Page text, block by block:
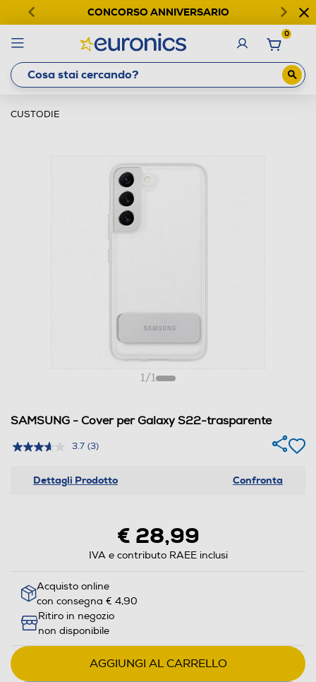
CONCORSO ANNIVERSARIO
0
CUSTODIE
1/1
SAMSUNG - Cover per Galaxy S22-trasparente
3.7 (3)
Dettagli Prodotto Confronta
€ 28,99
IVA e contributo RAEE inclusi
Acquisto online
con consegna € 4,90
Ritiro in negozio
non disponibile
AGGIUNGI AL CARRELLO